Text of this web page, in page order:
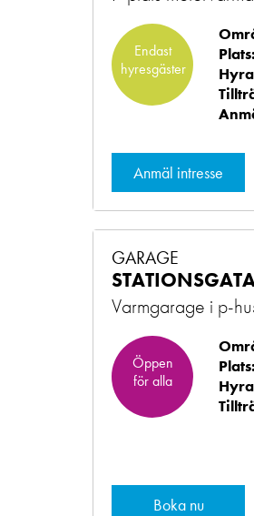
Endast
hyresgäster
Plats:
Anmäl intresse
GARAGE
Varmgarage i p-
Öppen
för alla
Plats:
Boka nu